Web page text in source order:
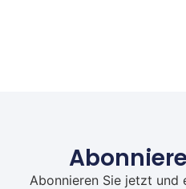
Abonnieren Sie jetzt und